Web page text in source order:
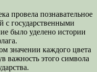
провела познавательное
с государственными
было уделено истории
значении каждого цвета
важность этого символа